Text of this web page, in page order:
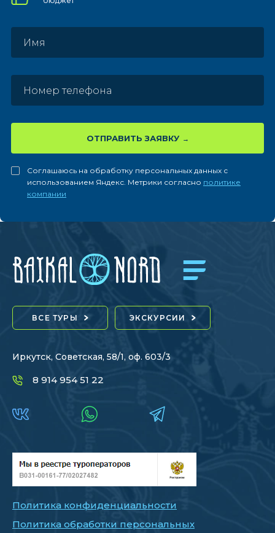
ОТПРАВИТЬ ЗАЯВКУ
Соглашаюсь на обработку персональных данных с
использованием Яндекс. Метрики согласно политике
компании
ВСЕ ТУРЫ ЭКСКУРСИИ
Иркутск, Советская, 58/1, оф. 603/3
8 914 954 51 22
Политика конфиденциальности
Политика обработки персональных